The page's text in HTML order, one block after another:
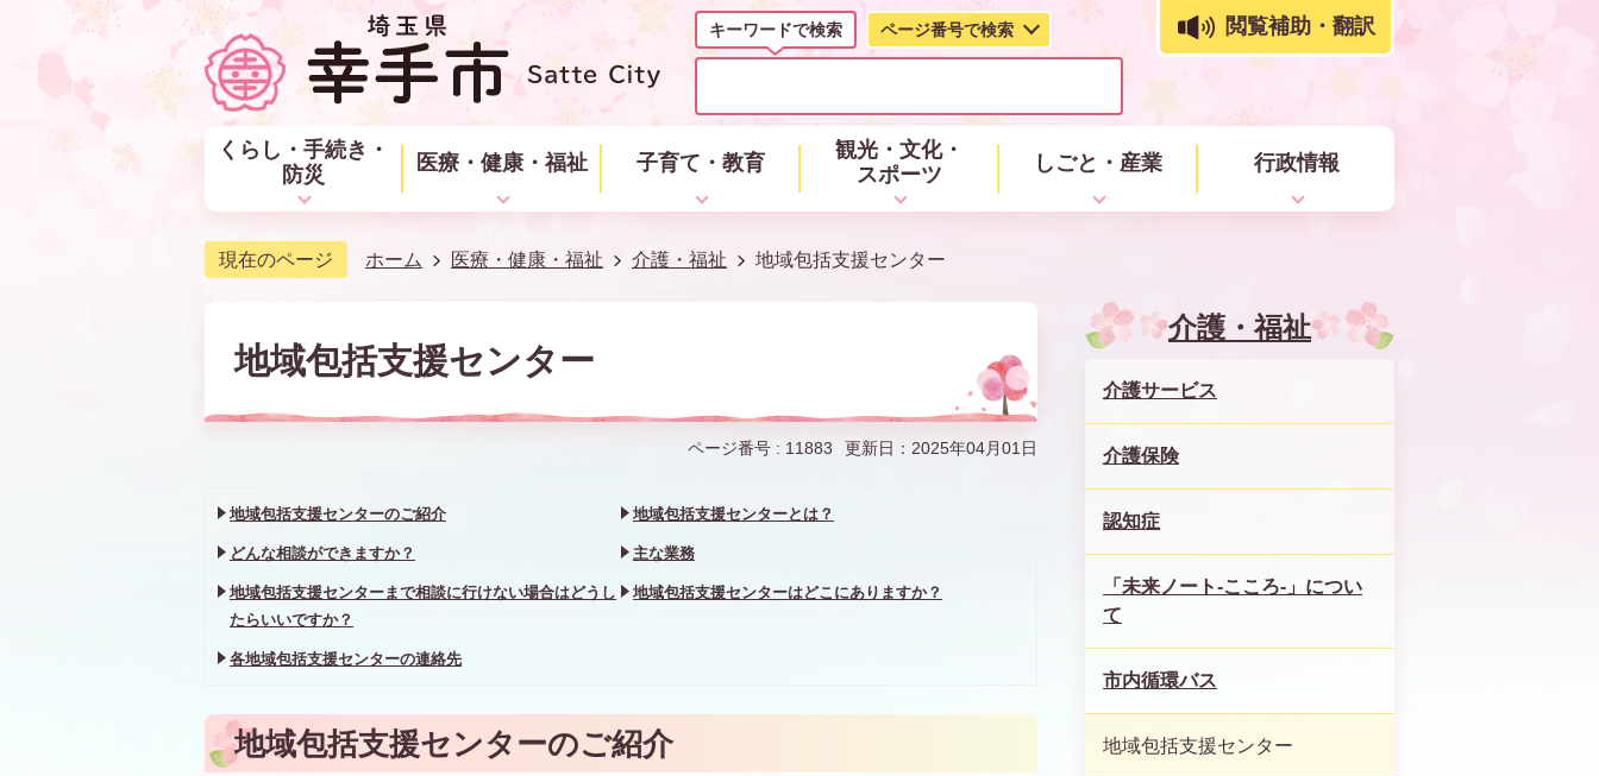
キーワードで検索 ページ番号で検索
キ
ワ
ド
で
検
閲覧補助・翻訳
くらし・手続き・
防災
医療・健康・福祉 子育て・教育
観光・文化・
スポーツ
しごと・産業 行政情報
現在のページ ホーム 医療・健康・福祉 介護・福祉 地域包括支援センター
地域包括支援センター
ページ番号 : 11883 更新日：2025年04月01日
地域包括支援センターのご紹介 地域包括支援センターとは？
どんな相談ができますか？ 主な業務
地域包括支援センターまで相談に行けない場合はどうし
たらいいですか？
地域包括支援センターはどこにありますか？
各地域包括支援センターの連絡先
地域包括支援センターのご紹介
介護・福祉
介護サービス
介護保険
認知症
「未来ノート-こころ-」につい
て
市内循環バス
地域包括支援センター